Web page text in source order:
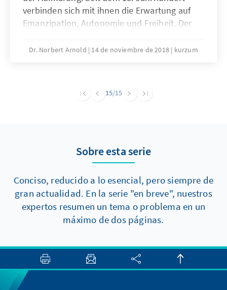
verbinden sich mit ihnen die Erwartung auf
Emanzipation, Autonomie und Freiheit. Der
findet in den Natur- und
Dr. Norbert Arnold 14 de noviembre de 2018 kurzum
15/15
Sobre esta serie
Conciso, reducido a lo esencial, pero siempre de
gran actualidad. En la serie "en breve", nuestros
expertos resumen un tema o problema en un
máximo de dos páginas.